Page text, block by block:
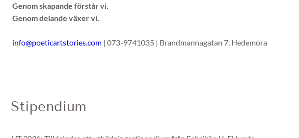
Genom skapande förstår vi.
Genom delande växer vi.
info@poeticartstories.com | 073-9741035 | Brandmannagatan 7, Hedemora
Stipendium